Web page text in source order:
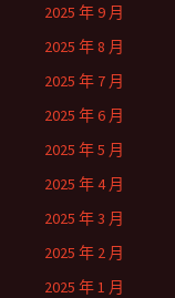
2025 年 9 月
2025 年 8 月
2025 年 7 月
2025 年 6 月
2025 年 5 月
2025 年 4 月
2025 年 3 月
2025 年 2 月
2025 年 1 月